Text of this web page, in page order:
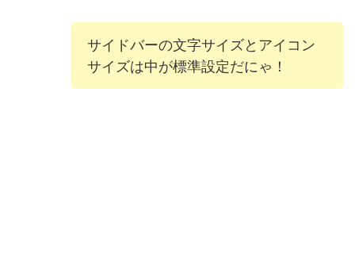
サイドバーの文字サイズとアイコン
サイズは中が標準設定だにゃ！